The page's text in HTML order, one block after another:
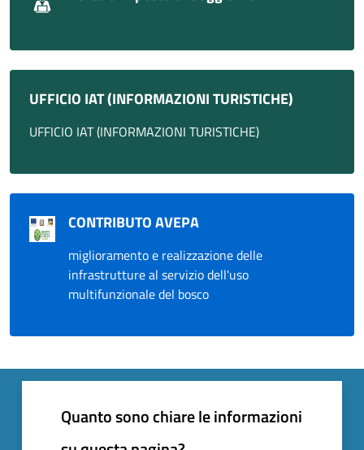
UFFICIO IAT (INFORMAZIONI TURISTICHE)
UFFICIO IAT (INFORMAZIONI TURISTICHE)
CONTRIBUTO AVEPA
miglioramento e realizzazione delle
infrastrutture al servizio dell'uso
multifunzionale del bosco
Quanto sono chiare le informazioni